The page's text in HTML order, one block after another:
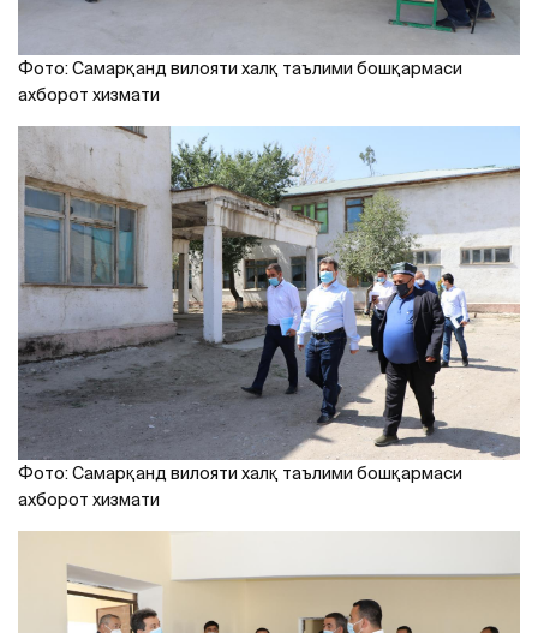
Фото: Самарқанд вилояти халқ таълими бошқармаси
ахборот хизмати
Фото: Самарқанд вилояти халқ таълими бошқармаси
ахборот хизмати